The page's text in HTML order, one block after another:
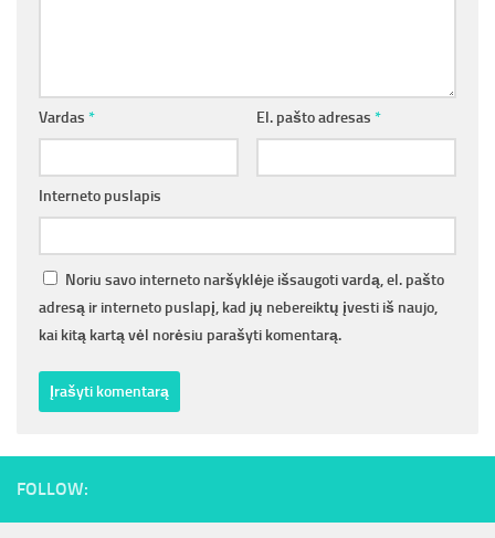
Vardas * El. pašto adresas *
Interneto puslapis
Noriu savo interneto naršyklėje išsaugoti vardą, el. pašto
adresą ir interneto puslapį, kad jų nebereiktų įvesti iš naujo,
kai kitą kartą vėl norėsiu parašyti komentarą.
FOLLOW: